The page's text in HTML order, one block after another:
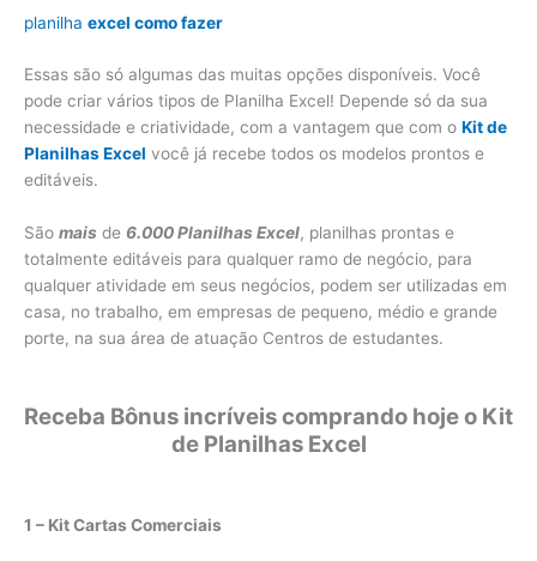
planilha excel como fazer
Essas são só algumas das muitas opções disponíveis. Você
pode criar vários tipos de Planilha Excel! Depende só da sua
necessidade e criatividade, com a vantagem que com o Kit de
Planilhas Excel você já recebe todos os modelos prontos e
editáveis.
São mais de 6.000 Planilhas Excel, planilhas prontas e
totalmente editáveis para qualquer ramo de negócio, para
qualquer atividade em seus negócios, podem ser utilizadas em
casa, no trabalho, em empresas de pequeno, médio e grande
porte, na sua área de atuação Centros de estudantes.
Receba Bônus incríveis comprando hoje o Kit
de Planilhas Excel
1 – Kit Cartas Comerciais